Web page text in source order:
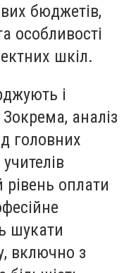
бюджетів,
особливості
шкіл.
і
аналіз
головних
оплати
шукати
включно з